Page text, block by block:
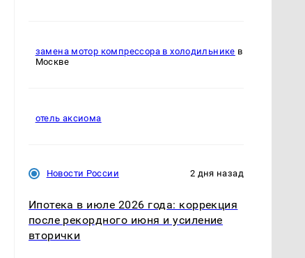
замена мотор компрессора в холодильнике в
Москве
отель аксиома
Новости России 2 дня назад
Ипотека в июле 2026 года: коррекция
после рекордного июня и усиление
вторички